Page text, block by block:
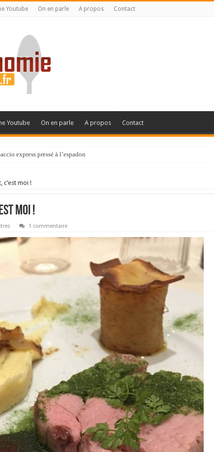
Youtube On en parle A propos Contact
Youtube On en parle A propos Contact
express pressé à l’espadon
c’est moi !
moi !
1 commentaire